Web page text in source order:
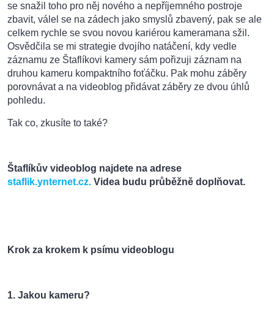
se snažil toho pro něj nového a nepříjemného postroje
zbavit, válel se na zádech jako smyslů zbavený, pak se ale
celkem rychle se svou novou kariérou kameramana sžil.
Osvědčila se mi strategie dvojího natáčení, kdy vedle
záznamu ze Štaflíkovi kamery sám pořizuji záznam na
druhou kameru kompaktního foťáčku. Pak mohu záběry
porovnávat a na videoblog přidávat záběry ze dvou úhlů
pohledu.
Tak co, zkusíte to také?
Štaflíkův videoblog najdete na adrese
staflik.ynternet.cz. Videa budu průběžně doplňovat.
Krok za krokem k psímu videoblogu
1. Jakou kameru?